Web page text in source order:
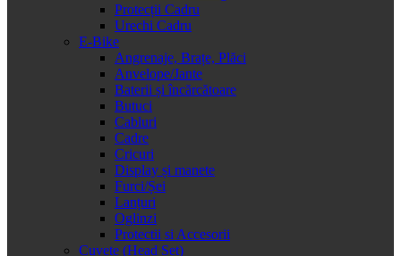
Protecții Cadru
Urechi Cadru
E-Bike
Angrenaje, Brațe, Plăci
Anvelope/Jante
Baterii și încărcătoare
Butuci
Cabluri
Cadre
Cricuri
Display și manete
Furci/Șei
Lanțuri
Oglinzi
Protectii si Accesorii
Cuvete (Head Set)